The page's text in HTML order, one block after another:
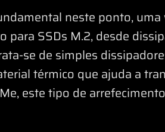
neste ponto,
SSDs M.2, desde
se de simples
térmico que ajuda a
este tipo de